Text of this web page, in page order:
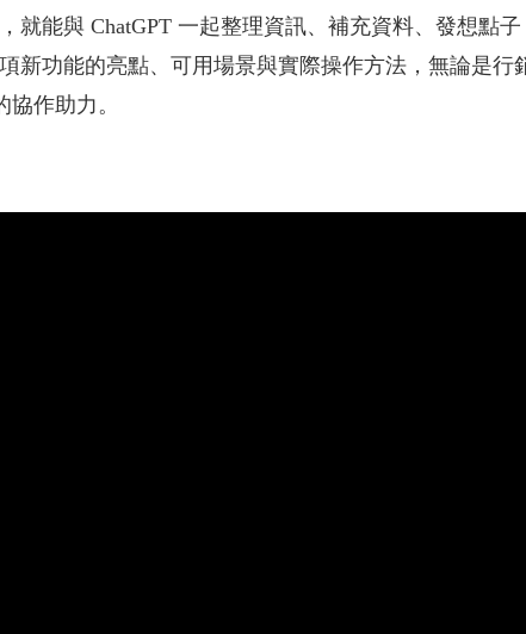
就能與 ChatGPT 一起整理資訊、補充資料、發想點
新功能的亮點、可用場景與實際操作方法，無論是行
作助力。